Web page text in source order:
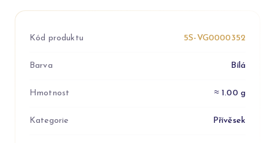
Kód produktu 5S-VG0000352
Barva Bílá
Hmotnost ≈ 1.00 g
Kategorie Přívěsek